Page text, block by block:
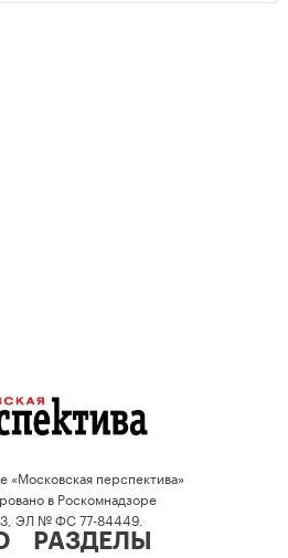
«Московская перспектива»
в Роскомнадзоре
ЭЛ № ФС 77-84449.
РАЗДЕЛЫ